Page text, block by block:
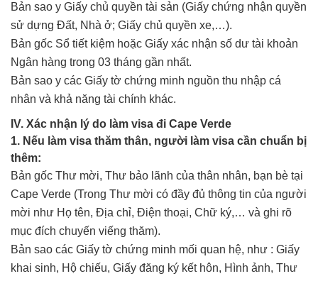
Bản sao y Giấy chủ quyền tài sản (Giấy chứng nhận quyền
sử dựng Đất, Nhà ở; Giấy chủ quyền xe,…).
Bản gốc Sổ tiết kiệm hoặc Giấy xác nhận số dư tài khoản
Ngân hàng trong 03 tháng gần nhất.
Bản sao y các Giấy tờ chứng minh nguồn thu nhập cá
nhân và khả năng tài chính khác.
IV. Xác nhận lý do làm visa đi Cape Verde
1. Nếu làm visa thăm thân, người làm visa cần chuẩn bị
thêm:
Bản gốc Thư mời, Thư bảo lãnh của thân nhân, bạn bè tại
Cape Verde (Trong Thư mời có đầy đủ thông tin của người
mời như Họ tên, Địa chỉ, Điện thoại, Chữ ký,… và ghi rõ
mục đích chuyến viếng thăm).
Bản sao các Giấy tờ chứng minh mối quan hệ, như : Giấy
khai sinh, Hộ chiếu, Giấy đăng ký kết hôn, Hình ảnh, Thư